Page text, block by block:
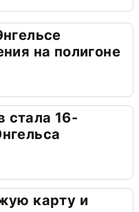
на полигоне
стала 16-
карту и